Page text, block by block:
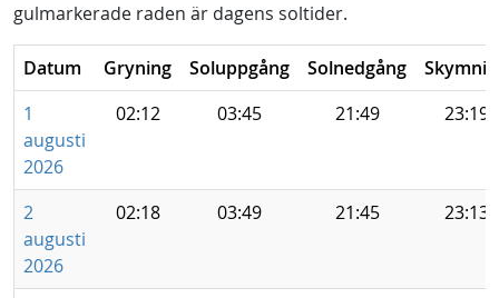
gulmarkerade raden är dagens soltider.
Datum Gryning Soluppgång Solnedgång
1
augusti
2026
02:12 03:45 21:49 23:19
2
augusti
2026
02:18 03:49 21:45 23:13